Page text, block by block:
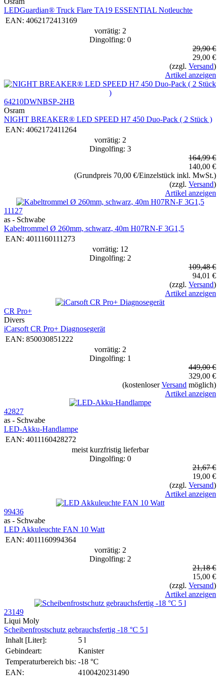
LEDGuardian® Truck Flare TA19 ESSENTIAL Notleuchte
EAN: 4062172413169
vorrätig: 2
Dingolfing: 0
29,90 €
29,00 €
(zzgl. Versand)
Artikel anzeigen
64210DWNBSP-2HB
Osram
NIGHT BREAKER® LED SPEED H7 450 Duo-Pack ( 2 Stück )
EAN: 4062172411264
vorrätig: 2
Dingolfing: 3
164,99 €
140,00 €
(Grundpreis 70,00 €/Einzelstück inkl. MwSt.)
(zzgl. Versand)
Artikel anzeigen
11127
as - Schwabe
Kabeltrommel Ø 260mm, schwarz, 40m H07RN-F 3G1,5
EAN: 4011160111273
vorrätig: 12
Dingolfing: 2
109,48 €
94,01 €
(zzgl. Versand)
Artikel anzeigen
CR Pro+
Divers
iCarsoft CR Pro+ Diagnosegerät
EAN: 850030851222
vorrätig: 2
Dingolfing: 1
449,00 €
329,00 €
(kostenloserVersand möglich)
Artikel anzeigen
42827
as - Schwabe
LED-Akku-Handlampe
EAN: 4011160428272
meist kurzfristig lieferbar
Dingolfing: 0
21,67 €
19,00 €
(zzgl. Versand)
Artikel anzeigen
99436
as - Schwabe
LED Akkuleuchte FAN 10 Watt
EAN: 4011160994364
vorrätig: 2
Dingolfing: 2
21,18 €
15,00 €
(zzgl. Versand)
Artikel anzeigen
23149
Liqui Moly
Schei­ben­frost­schutz gebrauchs­fertig -18 °C 5 l
Inhalt [Liter]:
5 l
Gebindeart:
Kanister
Temperaturbereich bis: -18 °C
EAN:
4100420231490